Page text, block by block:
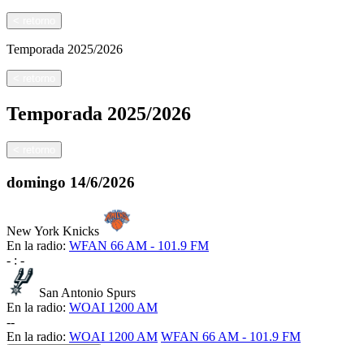
Temporada 2025/2026
Temporada 2025/2026
domingo 14/6/2026
New York Knicks
En la radio: WFAN 66 AM - 101.9 FM
- : -
San Antonio Spurs
En la radio: WOAI 1200 AM
--
En la radio: WOAI 1200 AM WFAN 66 AM - 101.9 FM